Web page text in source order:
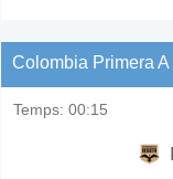
Colombia Primera A
Temps: 00:15